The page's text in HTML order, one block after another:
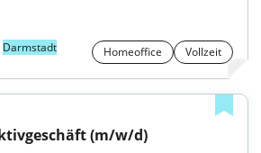
Darmstadt Homeoffice Vollzeit
(m/w/d)